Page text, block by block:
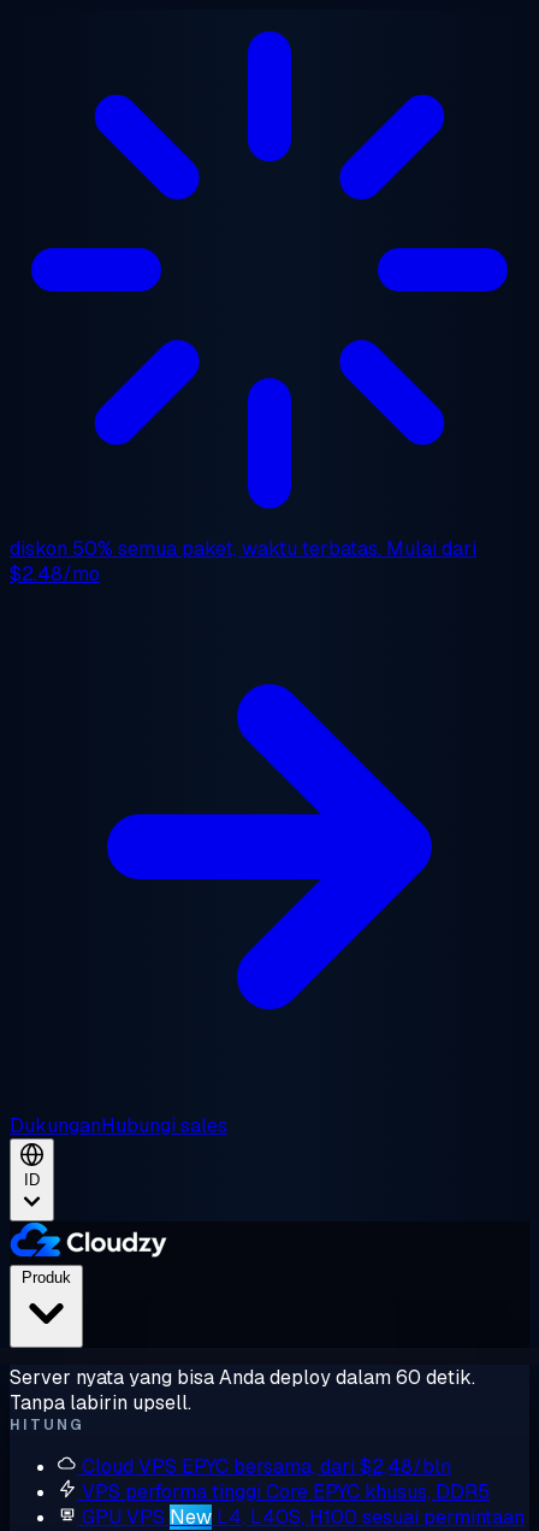
diskon 50% semua paket, waktu terbatas. Mulai dari
$2.48/mo
DukunganHubungi sales
ID
Server nyata yang bisa Anda deploy dalam 60 detik.
Tanpa labirin upsell.
HITUNG
Cloud VPS EPYC bersama, dari $2,48/bln
VPS performa tinggi Core EPYC khusus, DDR5
GPU VPS New L4, L40S, H100 sesuai permintaan